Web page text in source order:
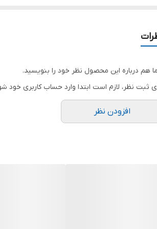
هم درباره این محصول نظر خود را بنویسید.
ثبت نظر، لازم است ابتدا وارد حساب کاربری خود
افزودن نظر